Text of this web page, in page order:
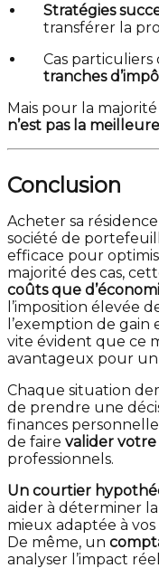
Stratégies
transférer la
Cas particuliers
tranches
Mais pour la
n’est pas la
Conclusion
Acheter sa
société de
efficace pour
majorité des cas,
coûts que
l’imposition élevée
l’exemption de
vite évident que ce
avantageux pour
Chaque situation
de prendre une
finances
de faire valider
professionnels.
Un courtier
aider à déterminer
mieux adaptée à
De même, un
analyser l’impact